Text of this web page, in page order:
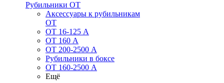
Рубильники ОТ
Аксессуары к рубильникам
OT
OT 16-125 А
OT 160 А
OT 200-2500 А
Рубильники в боксе
OT 160-2500 А
Ещё